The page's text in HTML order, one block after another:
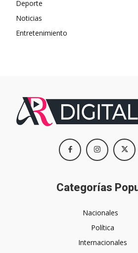
Deporte
Noticias
Entretenimiento
Categorías
Nacionales
Política
Internacionales